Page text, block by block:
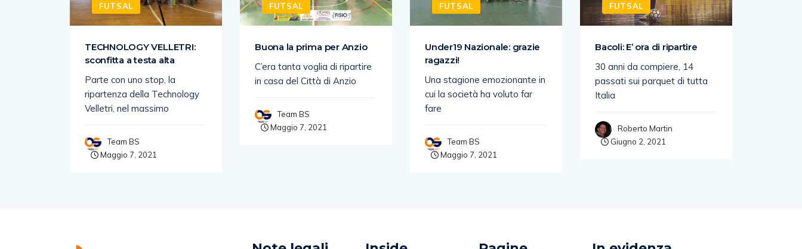
FUTSAL
TECHNOLOGY VELLETRI:
sconfitta a testa alta
Parte con uno stop, la
ripartenza della Technology
Velletri, nel massimo
Team BS
Maggio 7, 2021
FUTSAL
Buona la prima per Anzio
C’era tanta voglia di ripartire
in casa del Città di Anzio
Team BS
Maggio 7, 2021
FUTSAL
Under19 Nazionale: grazie
ragazzi!
Una stagione emozionante in
cui la società ha voluto far
fare
Team BS
Maggio 7, 2021
FUTSAL
Bacoli: E’ ora di ripartire
30 anni da compiere, 14
passati sui parquet di tutta
Italia
Roberto Martin
Giugno 2, 2021